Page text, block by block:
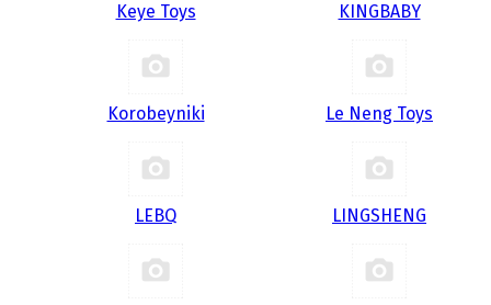
Keye Toys KINGBABY
Korobeyniki Le Neng Toys
LEBQ LINGSHENG